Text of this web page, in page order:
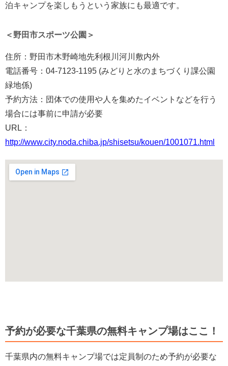
泊キャンプを楽しもうという家族にも最適です。
＜野田市スポーツ公園＞
住所：野田市木野崎地先利根川河川敷内外
電話番号：04-7123-1195 (みどりと水のまちづくり課公園
緑地係)
予約方法：団体での使用や人を集めたイベントなどを行う
場合には事前に申請が必要
URL：
http://www.city.noda.chiba.jp/shisetsu/kouen/1001071.html
予約が必要な千葉県の無料キャンプ場はここ！
千葉県内の無料キャンプ場では定員制のため予約が必要な